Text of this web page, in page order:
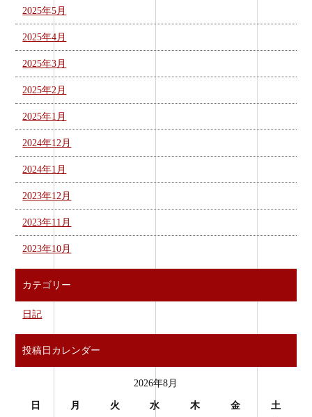
2025年5月
2025年4月
2025年3月
2025年2月
2025年1月
2024年12月
2024年1月
2023年12月
2023年11月
2023年10月
カテゴリー
日記
投稿日カレンダー
2026年8月
日 月 火 水 木 金 土